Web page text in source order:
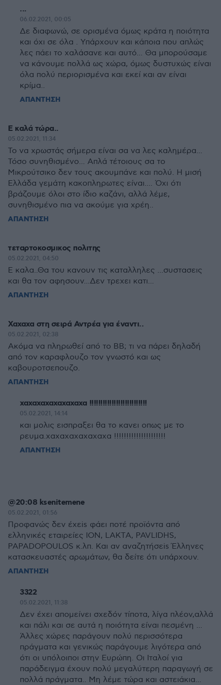
...
06.02.2021, 00:05
Δε διαφωνώ, σε ορισμένα όμως κράτα η ποιότητα
και όχι σε όλα . Υπάρχουν και κάποια που απλώς
λες πάει το χαλάσανε και αυτό... Θα μπορούσαμε
να κάνουμε πολλά ως χώρα, όμως δυστυχώς είναι
όλα πολύ περιορισμένα και εκεί και αν είναι
κρίμα..
ΑΠΑΝΤΗΣΗ
Ε καλά τώρα..
05.02.2021, 11:34
Το να χρωστάς σήμερα είναι σα να λες καλημέρα...
Τόσο συνηθισμένο... Απλά τέτοιους σα το
Μικρούτσικο δεν τους ακουμπάνε και πολύ. Η μισή
Ελλάδα γεμάτη κακοπληρωτες είναι.... Όχι ότι
βράζουμε όλοι στο ίδιο καζάνι, αλλά λέμε,
συνηθισμένο πια να ακούμε για χρέη..
ΑΠΑΝΤΗΣΗ
τεταρτοκοσμικος πολιτης
05.02.2021, 04:50
Ε καλα..Θα του κανουν τις καταλληλες ...συστασεις
και θα τον αφησουν...Δεν τρεχει κατι...
ΑΠΑΝΤΗΣΗ
Χαχαχα στη σειρά Αντρέα για έναντι..
05.02.2021, 02:38
Ακόμα να πληρωθεί από το ΒΒ; τι να πάρει δηλαδή
από τον καραφλουζο τον γνωστό και ως
καβουροτσεπουζο.
ΑΠΑΝΤΗΣΗ
χαχαχαχαχαχαχαχα !!!!!!!!!!!!!!!!!!!!!!!!!!
05.02.2021, 14:14
και μολις εισπραξει θα το κανει οπως με το
ρευμα.χαχαχαχαχαχαχα !!!!!!!!!!!!!!!!!!!!!
ΑΠΑΝΤΗΣΗ
@20:08 ksenitemene
05.02.2021, 01:56
Προφανώς δεν έχεis φάει ποτέ προϊόντα από
ελληνικές εταιρείες ION, LAKTA, PAVLIDHS,
PAPADOPOULOS κ.λπ. Και αν αναζητήσεis Έλληνες
κατασκευαστές αρωμάτων, θα δείτε ότι υπάρχουν.
ΑΠΑΝΤΗΣΗ
3322
05.02.2021, 11:38
Δεν έχει απομείνει σχεδόν τίποτα, λίγα πλέον,αλλά
και πάλι και σε αυτά η ποιότητα είναι πεσμένη ...
Άλλες χώρες παράγουν πολύ περισσότερα
πράγματα και γενικώς παράγουμε λιγότερα από
ότι οι υπόλοιποι στην Ευρώπη. Οι Ιταλοί για
παράδειγμα έχουν πολύ μεγαλύτερη παραγωγή σε
πολλά πράγματα.. Μη λέμε τώρα και αστειάκια...